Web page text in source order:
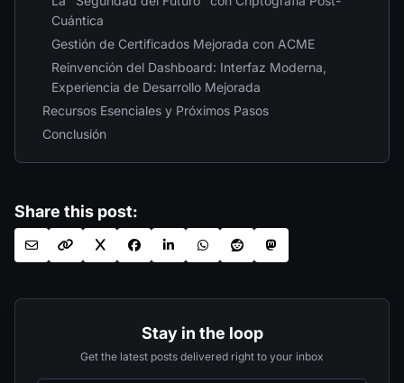
Cuántica
Gestión de Certificados Mejorada con ACME
Reinvención del Dashboard: Interfaz Moderna,
Experiencia de Desarrollo Mejorada
Recursos Esenciales y Próximos Pasos
Conclusión
Share this post:
Stay in the loop
Get the latest posts delivered right to your inbox